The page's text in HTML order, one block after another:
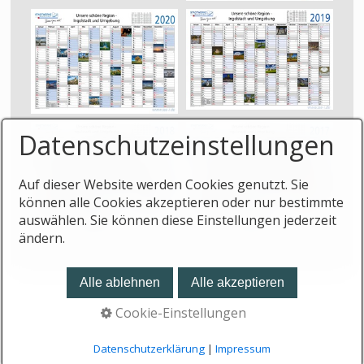
© 2026 ereisinger.de - Erstellt mit dem Website-
Baukasten Zeta Producer
Datenschutzeinstellungen
Auf dieser Website werden Cookies genutzt. Sie
können alle Cookies akzeptieren oder nur bestimmte
auswählen. Sie können diese Einstellungen jederzeit
ändern.
Alle ablehnen Alle akzeptieren
Cookie-Einstellungen
Datenschutzerklärung| Impressum